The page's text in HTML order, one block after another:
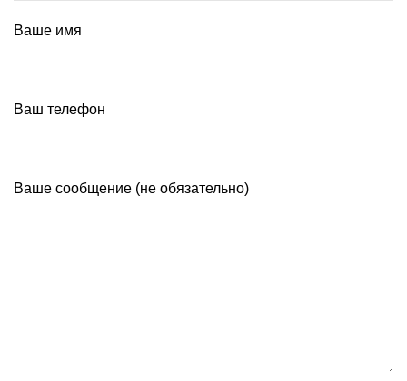
Ваше имя
Ваш телефон
Ваше сообщение (не обязательно)